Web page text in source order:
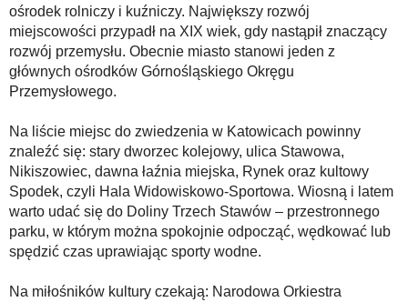
ośrodek rolniczy i kuźniczy. Największy rozwój
miejscowości przypadł na XIX wiek, gdy nastąpił znaczący
rozwój przemysłu. Obecnie miasto stanowi jeden z
głównych ośrodków Górnośląskiego Okręgu
Przemysłowego.
Na liście miejsc do zwiedzenia w Katowicach powinny
znaleźć się: stary dworzec kolejowy, ulica Stawowa,
Nikiszowiec, dawna łaźnia miejska, Rynek oraz kultowy
Spodek, czyli Hala Widowiskowo-Sportowa. Wiosną i latem
warto udać się do Doliny Trzech Stawów – przestronnego
parku, w którym można spokojnie odpocząć, wędkować lub
spędzić czas uprawiając sporty wodne.
Na miłośników kultury czekają: Narodowa Orkiestra